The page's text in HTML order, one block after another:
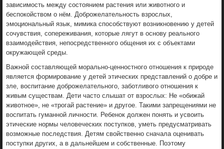
зависимость между состоянием растения или животного и
беспокойством о нём. Доброжелательность взрослых,
эмоциональный язык, мимика способствуют возникновению у детей
сочувствия, сопереживания, которые лягут в основу реального
взаимодействия, непосредственного общения их с объектами
окружающей среды.
Важной составляющей морально-ценностного отношения к природе
является формирование у детей этических представлений о добре и
зле, воспитание доброжелательного, заботливого отношения к
живым существам. Дети часто слышат от взрослых: Не «обижай
животное», не «трогай растение» и другое. Такими запрещениями не
воспитать гуманной личности. Ребенок должен понять и усвоить
этические нормы человеческих поступков, уметь предусматривать
возможные последствия. Детям свойственно сначала оценивать
поступки других, а в дальнейшем и собственные. Поэтому